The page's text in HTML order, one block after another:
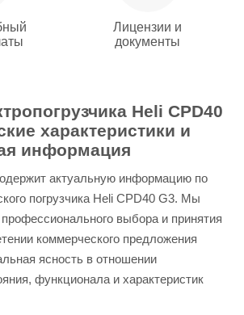
Лицензии и
документы
Heli CPD40
характеристики и
информация
актуальную информацию по
погрузчика Heli CPD40 G3. Мы
выбора и принятия
коммерческого предложения
ясность в отношении
функционала и характеристик